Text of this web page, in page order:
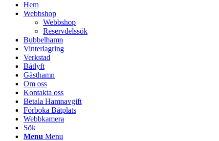
Hem
Webbshop
Webbshop
Reservdelssök
Bubbelhamn
Vinterlagring
Verkstad
Båtlyft
Gästhamn
Om oss
Kontakta oss
Betala Hamnavgift
Förboka Båtplats
Webbkamera
Sök
Menu Menu